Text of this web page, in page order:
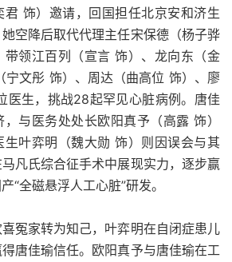
君 饰）邀请，回国担任北京安和济生
空降后取代代理主任宋保德（杨子骅
带领江百列（宣言 饰）、龙向东（金
宁文彤 饰）、周达（曲高位 饰）、廖
医生，挑战28起罕见心脏病例。唐佳
与医务处处长欧阳真予（高露 饰）
生叶弈明（魏大勋 饰）则因误会与其
凡氏综合征手术中展现实力，逐步赢
“全磁悬浮人工心脏”研发。
冤家转为知己，叶弈明在自闭症患儿
唐佳瑜信任。欧阳真予与唐佳瑜在工